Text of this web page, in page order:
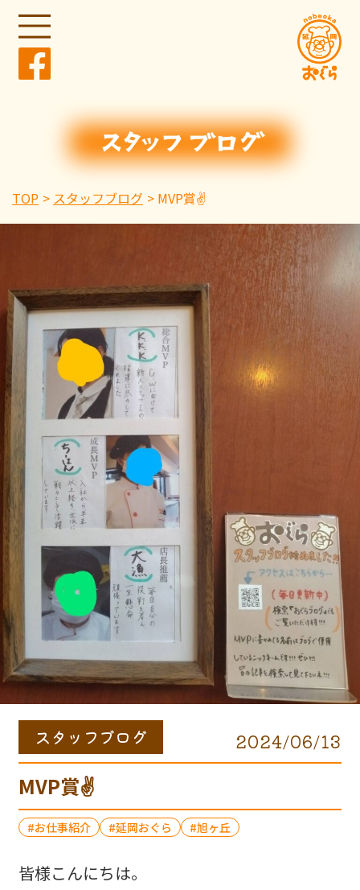
TOP スタッフブログ MVP賞✌️
スタッフブログ 2024/06/13
MVP賞✌️
お仕事紹介 延岡おぐら 旭ヶ丘
皆様こんにちは。